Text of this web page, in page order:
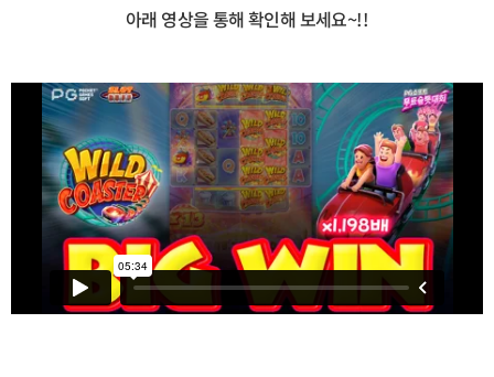
아래 영상을 통해 확인해 보세요~!!